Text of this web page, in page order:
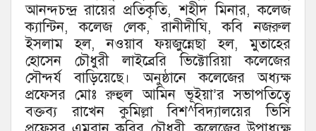
আনন্দচন্দ্র রায়ের প্রতিকৃতি, শহীদ মিনার, কলেজ
ক্যান্টিন, কলেজ লেক, রানীদীঘি, কবি নজরুল
ইসলাম হল, নওয়াব ফয়জুন্নেছা হল, মুতাহের
হোসেন চৌধুরী লাইব্রেরি ভিক্টোরিয়া কলেজের
সৌন্দর্য বাড়িয়েছে। অনুষ্ঠানে কলেজের অধ্যক্ষ
প্রফেসর মোঃ রুহুল আমিন ভূইয়া’র সভাপতিত্বে
বক্তব্য রাখেন কুমিল্লা বিশ^বিদ্যালয়ের ভিসি